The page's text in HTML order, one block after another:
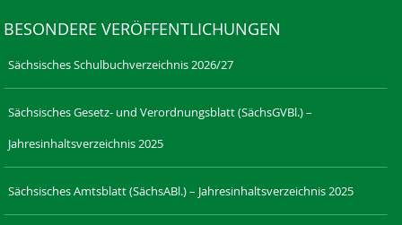
BESONDERE VERÖFFENTLICHUNGEN
Sächsisches Schulbuchverzeichnis 2026/27
Sächsisches Gesetz- und Verordnungsblatt (SächsGVBl.) –
Jahresinhaltsverzeichnis 2025
Sächsisches Amtsblatt (SächsABl.) – Jahresinhaltsverzeichnis 2025